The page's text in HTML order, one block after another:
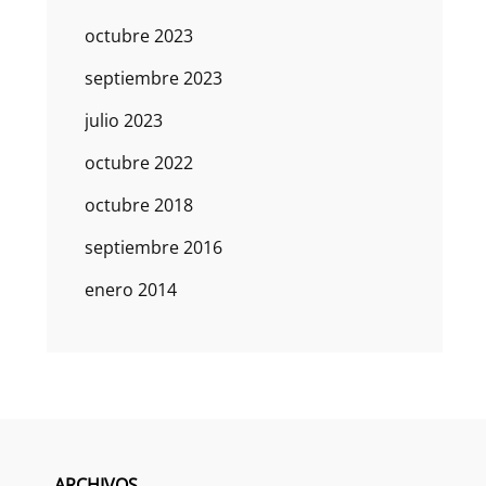
octubre 2023
septiembre 2023
julio 2023
octubre 2022
octubre 2018
septiembre 2016
enero 2014